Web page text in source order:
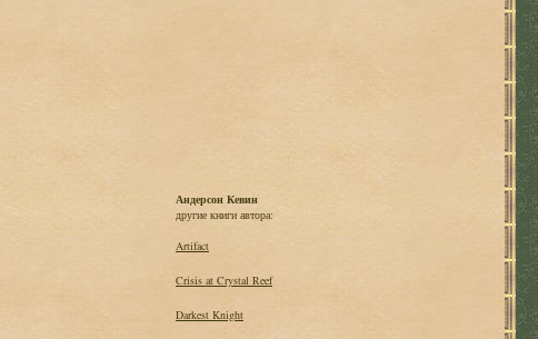
Андерсон Кевин
другие книги автора:
Artifact
Crisis at Crystal Reef
Darkest Knight